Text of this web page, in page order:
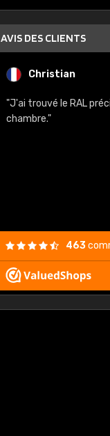
AVIS DES CLIENTS
Christian
"J'ai trouvé le RAL
chambre."
463